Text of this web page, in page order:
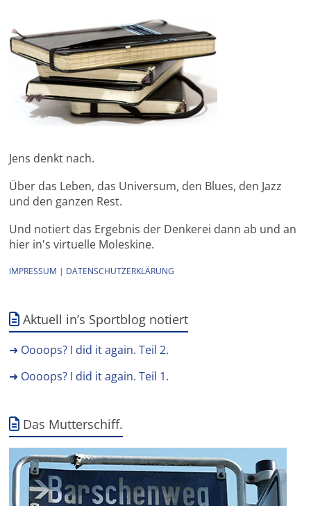
Jens denkt nach.
Über das Leben, das Universum, den Blues, den Jazz
und den ganzen Rest.
Und notiert das Ergebnis der Denkerei dann ab und an
hier in's virtuelle Moleskine.
IMPRESSUM | DATENSCHUTZERKLÄRUNG
Aktuell in’s Sportblog notiert
➜ Oooops? I did it again. Teil 2.
➜ Oooops? I did it again. Teil 1.
Das Mutterschiff.